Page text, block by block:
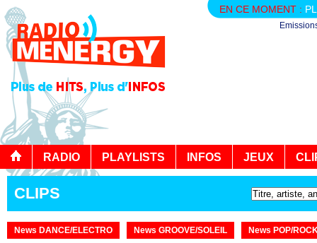
EN CE MOMENT :
RADIO PLAYLISTS INFOS JEUX
CLIPS
News DANCE/ELECTRO News GROOVE/SOLEIL
News POP/